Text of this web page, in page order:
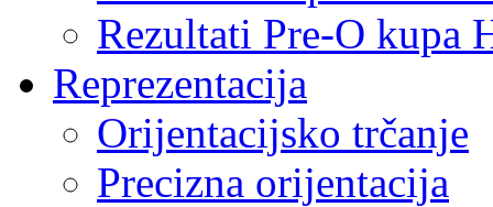
Rezultati Pre-O kupa
Reprezentacija
Orijentacijsko trčanje
Precizna orijentacija